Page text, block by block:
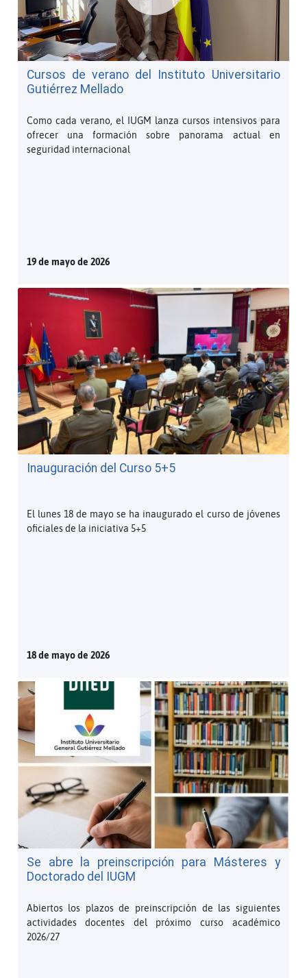
Cursos de verano del Instituto Universitario
Gutiérrez Mellado
Como cada verano, el IUGM lanza cursos intensivos para
ofrecer una formación sobre panorama actual en
seguridad internacional
19 de mayo de 2026
Inauguración del Curso 5+5
El lunes 18 de mayo se ha inaugurado el curso de jóvenes
oficiales de la iniciativa 5+5
18 de mayo de 2026
Se abre la preinscripción para Másteres y
Doctorado del IUGM
Abiertos los plazos de preinscripción de las siguientes
actividades docentes del próximo curso académico
2026/27